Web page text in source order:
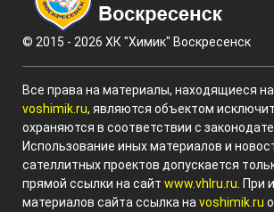
© 2015 - 2026 ХК "Химик" Воскресенск
Все права на материалы, находящиеся
voshimik.ru, являются объектом
охраняются в соответствии с
Использование иных материалов и
сателлитных проектов допускается
прямой ссылки на сайт www.vhlru.ru . При
материалов сайта ссылка на voshimik.ru